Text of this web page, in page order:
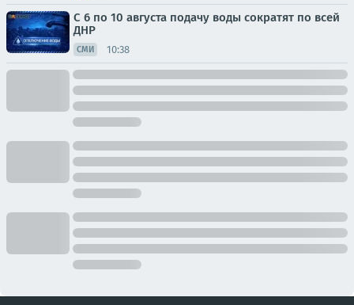
С 6 по 10 августа подачу воды сократят по всей
ДНР
СМИ 10:38